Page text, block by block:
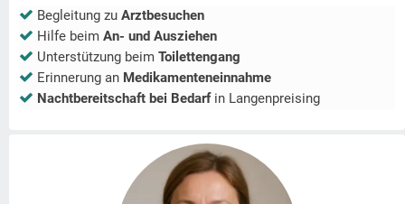
Begleitung zu Arztbesuchen
Hilfe beim An- und Ausziehen
Unterstützung beim Toilettengang
Erinnerung an Medikamenteneinnahme
Nachtbereitschaft bei Bedarfin Langenpreising